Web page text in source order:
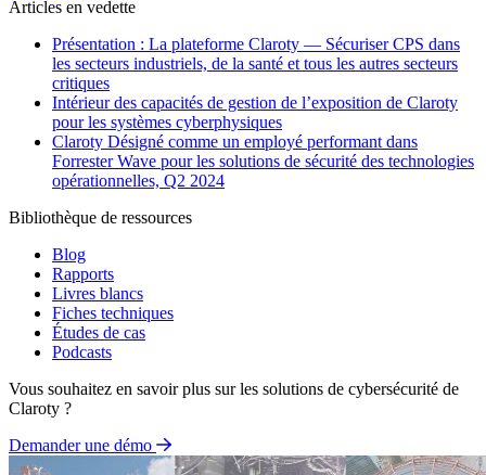
Articles en vedette
Présentation : La plateforme Claroty — Sécuriser CPS dans
les secteurs industriels, de la santé et tous les autres secteurs
critiques
Intérieur des capacités de gestion de l’exposition de Claroty
pour les systèmes cyberphysiques
Claroty Désigné comme un employé performant dans
Forrester Wave pour les solutions de sécurité des technologies
opérationnelles, Q2 2024
Bibliothèque de ressources
Blog
Rapports
Livres blancs
Fiches techniques
Études de cas
Podcasts
Vous souhaitez en savoir plus sur les solutions de cybersécurité de
Claroty ?
Demander une démo